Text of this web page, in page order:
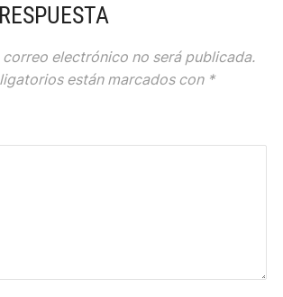
correo electrónico no será publicada.
están marcados con *